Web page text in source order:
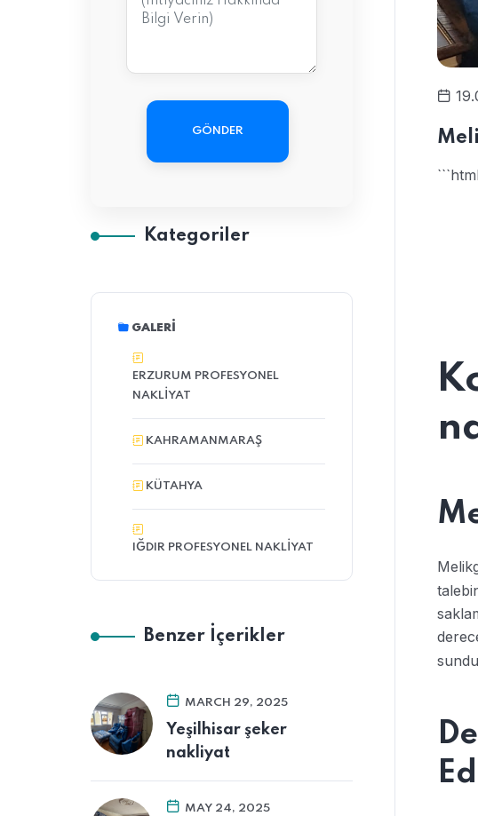
```html
GÖNDER
Kategoriler
GALERI
ERZURUM PROFESYONEL
NAKLIYAT
KAHRAMANMARAŞ
KÜTAHYA
IĞDIR PROFESYONEL NAKLIYAT
Benzer İçerikler
MARCH 29, 2025
Yeşilhisar şeker
nakliyat
MAY 24, 2025